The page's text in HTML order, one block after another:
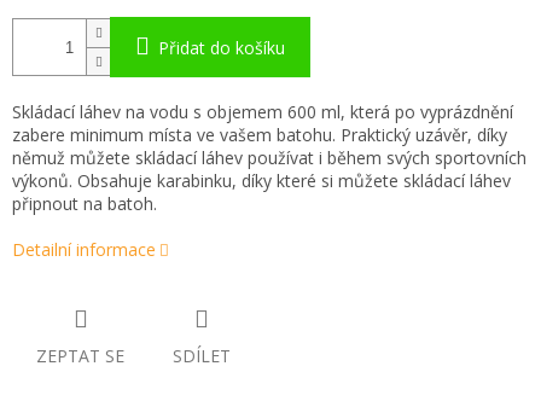
Přidat do košíku
Skládací láhev na vodu s objemem 600 ml, která po vyprázdnění
zabere minimum místa ve vašem batohu. Praktický uzávěr, díky
němuž můžete skládací láhev používat i během svých sportovních
výkonů. Obsahuje karabinku, díky které si můžete skládací láhev
připnout na batoh.
Detailní informace
ZEPTAT SE SDÍLET